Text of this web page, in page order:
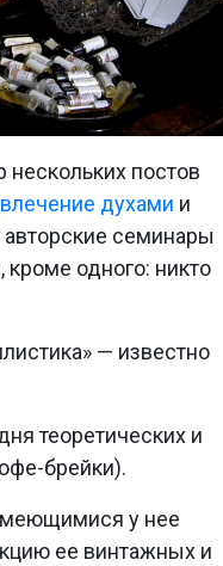
постов
духами и
семинары
одного: никто
— известно
теоретических и
брейки).
у нее
ее винтажных и